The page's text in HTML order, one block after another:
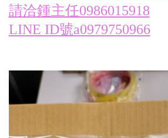
請洽鍾主任0986015918
LINE ID號a0979750966